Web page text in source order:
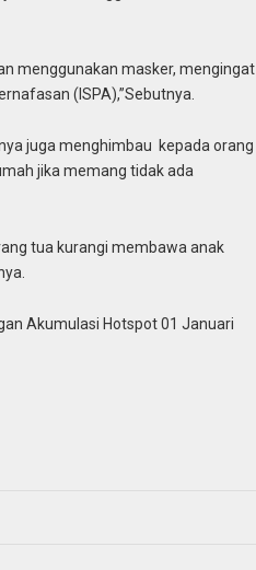
menggunakan masker, mengingat
(ISPA),”Sebutnya.
juga menghimbau kepada orang
jika memang tidak ada
tua kurangi membawa anak
Akumulasi Hotspot 01 Januari